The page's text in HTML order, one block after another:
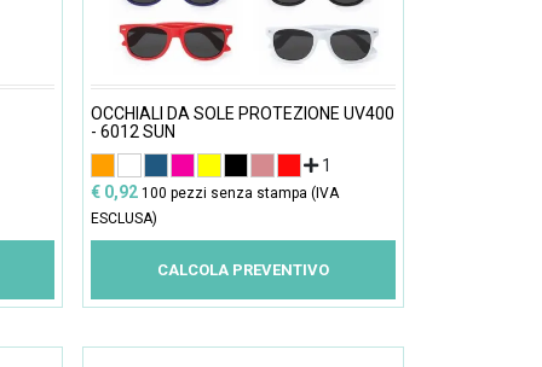
OCCHIALI DA SOLE PROTEZIONE UV400
- 6012 SUN
1
€ 0,92 100 pezzi senza stampa (IVA
ESCLUSA)
CALCOLA PREVENTIVO